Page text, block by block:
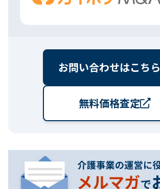
お問い合わせはこちら
無料価格査定